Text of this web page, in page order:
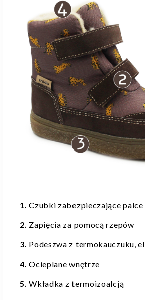
1. Czubki zabezpieczające palce
2. Zapięcia za pomocą rzepów
3. Podeszwa z termokauczuku,
4. Ocieplane wnętrze
5.Wkładka z termoizoalcją